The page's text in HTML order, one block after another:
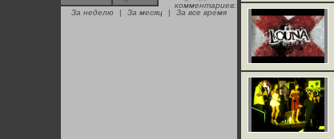
"Аркадий Коц" на
эгалите-фесте "Не
комментариев:
За неделю
| За месяц | За все время